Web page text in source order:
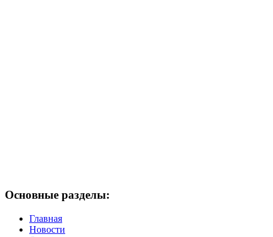
Основные разделы:
Главная
Новости